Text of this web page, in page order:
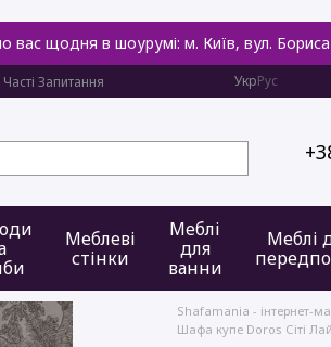
вас щодня в шоурумі: м. Київ, вул. Бориса
Часті Запитання УкрРус
Меблеві
стінки
Меблі
для
ванни
Меблі
Shafamania - інтернет-
Шафа купе Doros Сіті